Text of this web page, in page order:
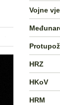
Vojne
HRZ
HKoV
HRM